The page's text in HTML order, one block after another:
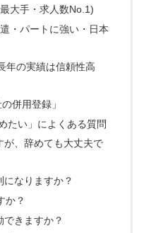
大手・求人数No.1)
・パートに強い・日本
年の実績は信頼性高
併用登録」
たい」によくある質問
、辞めても大丈夫で
なりますか？
か？
きますか？